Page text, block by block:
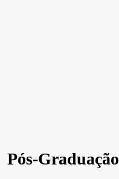
Pós-Graduação